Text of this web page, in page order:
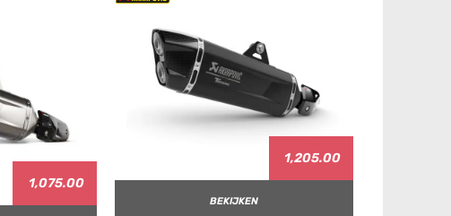
1,075.00
1,205.00
BEKIJKEN